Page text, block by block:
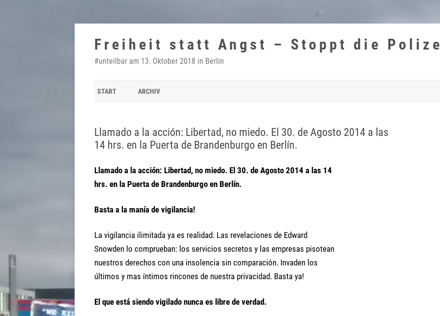
springen
Freiheit statt Angst – Stoppt die
#unteilbar am 13. Oktober 2018 in Berlin
START ARCHIV
Llamado a la acción: Libertad, no miedo. El 30. de Agosto 2014 a las
14 hrs. en la Puerta de Brandenburgo en Berlín.
Llamado a la acción: Libertad, no miedo. El 30. de Agosto 2014 a las 14
hrs. en la Puerta de Brandenburgo en Berlín.
Basta a la manía de vigilancia!
La vigilancia ilimitada ya es realidad. Las revelaciones de Edward
Snowden lo comprueban: los servicios secretos y las empresas pisotean
nuestros derechos con una insolencia sin comparación. Invaden los
últimos y mas íntimos rincones de nuestra privacidad. Basta ya!
El que está siendo vigilado nunca es libre de verdad.